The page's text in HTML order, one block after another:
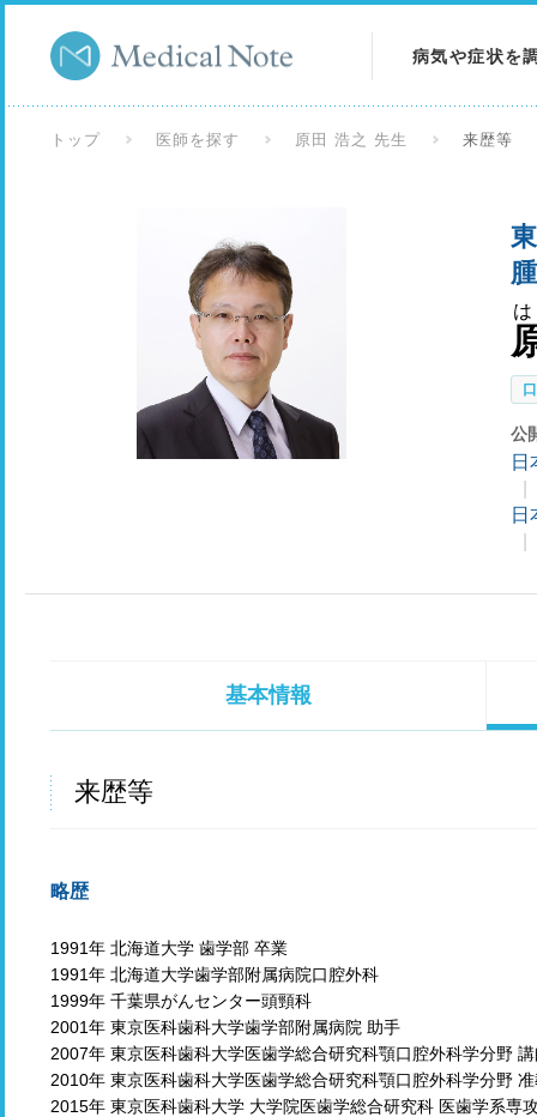
病気や症状を
検査を調べる
トップ 医師を探す 原田 浩之 先生 来歴等
公
日
日
基本情報
来歴等
略歴
1991年 北海道大学 歯学部 卒業
1991年 北海道大学歯学部附属病院口腔外科
1999年 千葉県がんセンター頭頸科
2001年 東京医科歯科大学歯学部附属病院 助手
2007年 東京医科歯科大学医歯学総合研究科顎口腔外科学分野
2010年 東京医科歯科大学医歯学総合研究科顎口腔外科学分野
2015年 東京医科歯科大学 大学院医歯学総合研究科 医歯学系専